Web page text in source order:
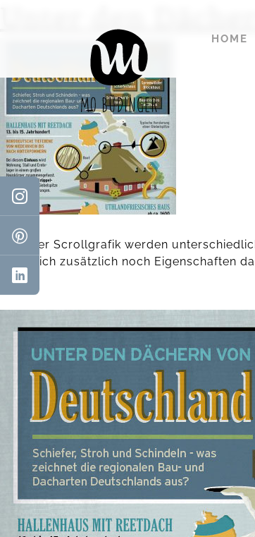
HOME
In dieser Scrollgrafik werden
haben ich zusätzlich noch Eigenschaften